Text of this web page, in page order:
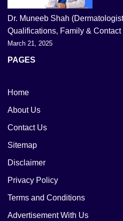
Dr. Muneeb Shah
Qualifications, Family &
March 21, 2025
PAGES
Home
About Us
Contact Us
Sitemap
Disclaimer
Privacy Policy
Terms and Conditions
Advertisement With Us